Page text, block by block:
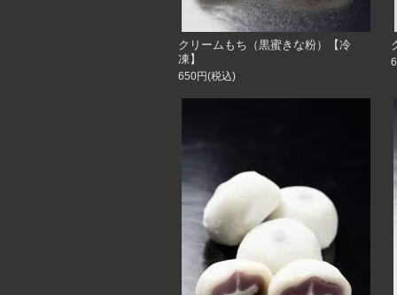
クリームもち（黒蜜きな粉）【冷
凍】
650円(税込)